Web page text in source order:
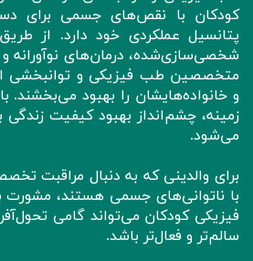
کودکان با نقص‌های جسمی برای
پتانسیل عملکردی خود دارد. از طریق
شخصی‌سازی‌شده، درمان‌های نوآورانه
متخصصین طب فیزیکی و توانبخشی
و خانواده‌هایشان را بهبود می‌بخشند.
زمینه، چشم‌انداز بهبود کیفیت زندگی
می‌شود.
برای والدینی که به دنبال مراقبت
با ناتوانی‌های جسمی هستند،
فیزیکی کودکان می‌تواند گامی
سالم‌تر و فعال‌تر باشد.